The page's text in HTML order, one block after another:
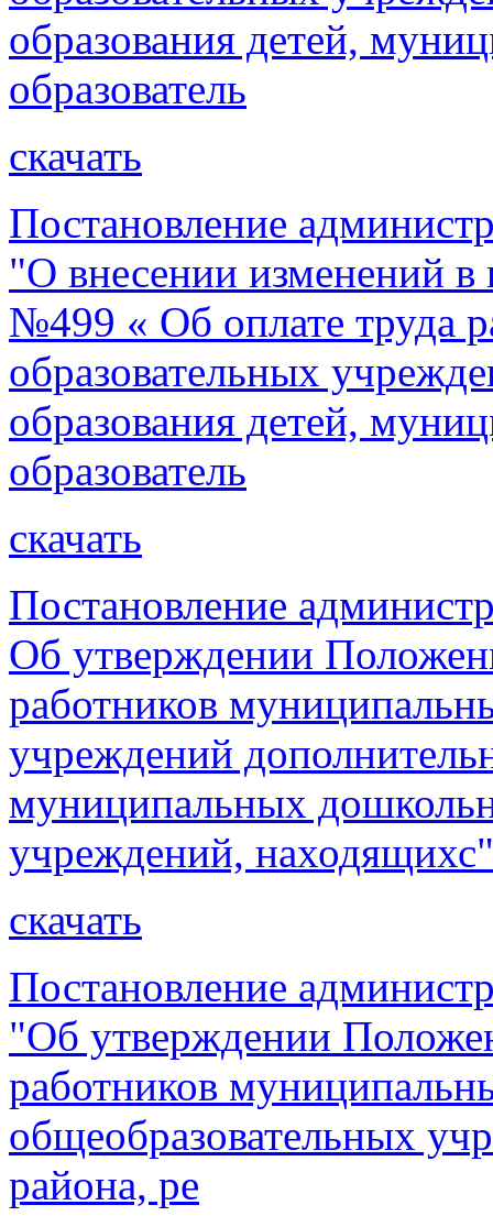
образования детей,
образователь
скачать
Постановление
"О внесении изменений в
№499 « Об оплате труда
образовательных
образования детей,
образователь
скачать
Постановление
Об утверждении
работников
учреждений
муниципальных
учреждений, находящихс"
скачать
Постановление
"Об утверждении
работников
общеобразовательных
района, ре